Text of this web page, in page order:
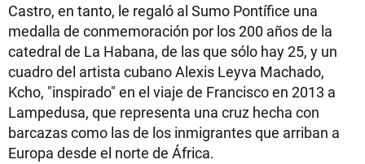
Castro, en tanto, le regaló al Sumo Pontífice una
medalla de conmemoración por los 200 años de la
catedral de La Habana, de las que sólo hay 25, y un
cuadro del artista cubano Alexis Leyva Machado,
Kcho, "inspirado" en el viaje de Francisco en 2013 a
Lampedusa, que representa una cruz hecha con
barcazas como las de los inmigrantes que arriban a
Europa desde el norte de África.